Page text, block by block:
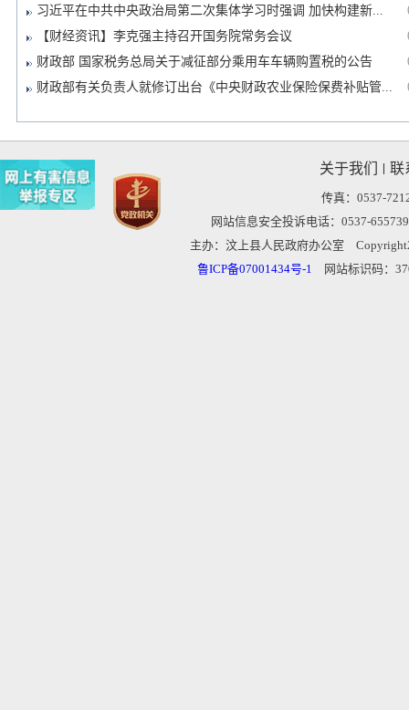
习近平在中共中央政治局第二次集体学习时强调 加快构建新...
【财经资讯】李克强主持召开国务院常务会议
财政部 国家税务总局关于减征部分乘用车车辆购置税的公告
财政部有关负责人就修订出台《中央财政农业保险保费补贴管...
关于我们 联
传真：0537-
网站信息安全投诉电话：0537-
主办：汶上县人民政府办公室
鲁ICP备07001434号-1
网站标识码：